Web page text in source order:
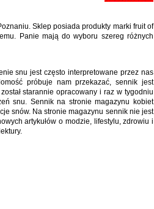
Sklep posiada produkty marki fruit of
Panie mają do wyboru szereg różnych
snu jest często interpretowane przez nas
próbuje nam przekazać, sennik jest
starannie opracowany i raz w tygodniu
snu. Sennik na stronie magazynu kobiet
snów. Na stronie magazynu sennik nie jest
artykułów o modzie, lifestylu, zdrowiu i